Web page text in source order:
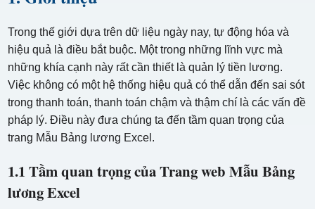
Trong thế giới dựa trên dữ liệu ngày nay, tự động hóa và
hiệu quả là điều bắt buộc. Một trong những lĩnh vực mà
những khía cạnh này rất cần thiết là quản lý tiền lương.
Việc không có một hệ thống hiệu quả có thể dẫn đến sai sót
trong thanh toán, thanh toán chậm và thậm chí là các vấn đề
pháp lý. Điều này đưa chúng ta đến tầm quan trọng của
trang Mẫu Bảng lương Excel.
1.1 Tầm quan trọng của Trang web Mẫu Bảng
lương Excel